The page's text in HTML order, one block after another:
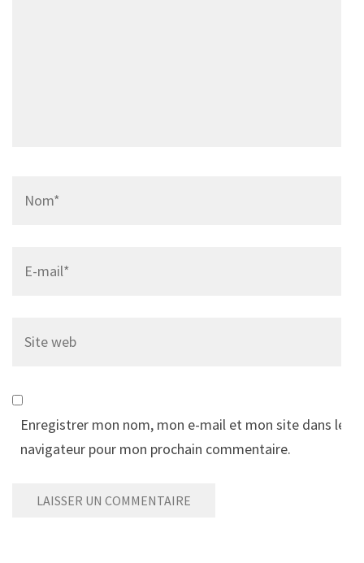
web
Enregistrer mon nom, mon e-mail et mon site dans le
navigateur pour mon prochain commentaire.